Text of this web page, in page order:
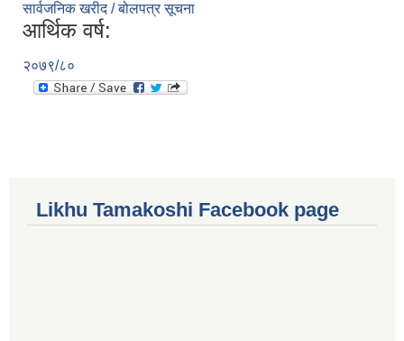
सार्वजनिक खरीद / बोलपत्र सूचना
आर्थिक वर्ष:
२०७९/८०
Likhu Tamakoshi Facebook page